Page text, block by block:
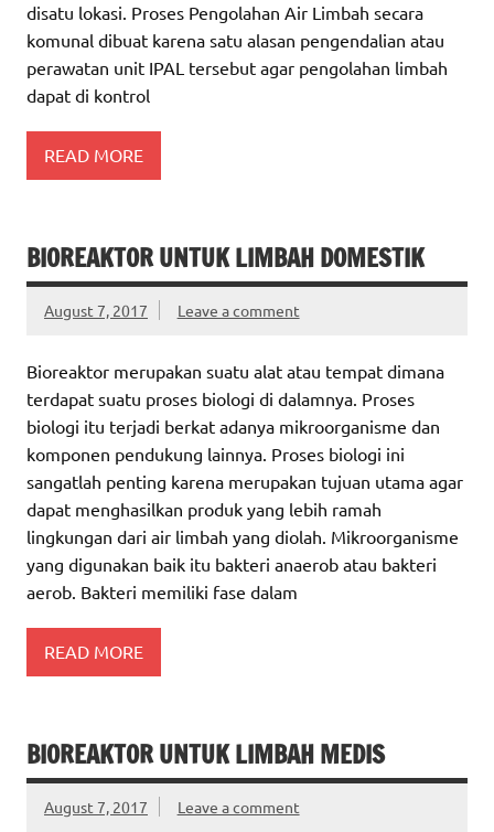
disatu lokasi. Proses Pengolahan Air Limbah secara
komunal dibuat karena satu alasan pengendalian atau
perawatan unit IPAL tersebut agar pengolahan limbah
dapat di kontrol
READ MORE
BIOREAKTOR UNTUK LIMBAH DOMESTIK
August 7, 2017 Leave a comment
Bioreaktor merupakan suatu alat atau tempat dimana
terdapat suatu proses biologi di dalamnya. Proses
biologi itu terjadi berkat adanya mikroorganisme dan
komponen pendukung lainnya. Proses biologi ini
sangatlah penting karena merupakan tujuan utama agar
dapat menghasilkan produk yang lebih ramah
lingkungan dari air limbah yang diolah. Mikroorganisme
yang digunakan baik itu bakteri anaerob atau bakteri
aerob. Bakteri memiliki fase dalam
READ MORE
BIOREAKTOR UNTUK LIMBAH MEDIS
August 7, 2017 Leave a comment